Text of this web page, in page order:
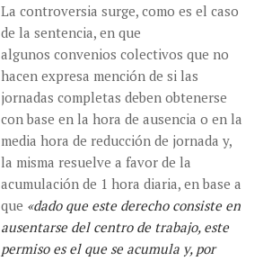
La controversia surge, como es el caso
de la sentencia, en que
algunos convenios colectivos que no
hacen expresa mención de si las
jornadas completas deben obtenerse
con base en la hora de ausencia o en la
media hora de reducción de jornada y,
la misma resuelve a favor de la
acumulación de 1 hora diaria, en base a
que «dado que este derecho consiste en
ausentarse del centro de trabajo, este
permiso es el que se acumula y, por